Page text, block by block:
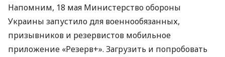
Напомним, 18 мая Министерство обороны
Украины запустило для военнообязанных,
призывников и резервистов мобильное
приложение «Резерв+». Загрузить и попробовать